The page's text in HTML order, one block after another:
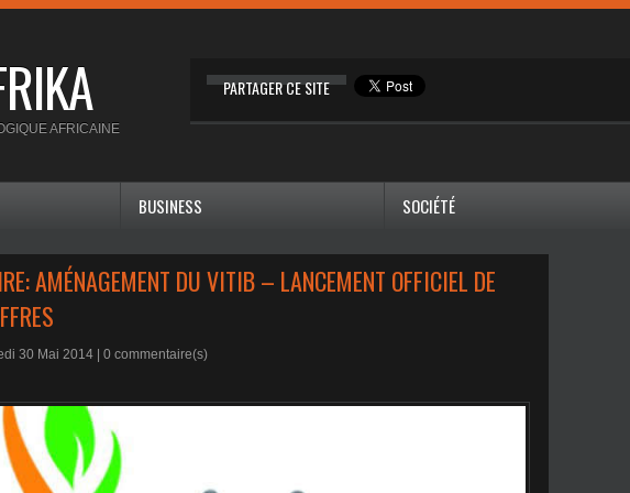
PARTAGER CE SITE
AFRICAINE
BUSINESS SOCIÉTÉ
AMÉNAGEMENT DU VITIB – LANCEMENT OFFICIEL DE
30 Mai 2014 | 0 commentaire(s)